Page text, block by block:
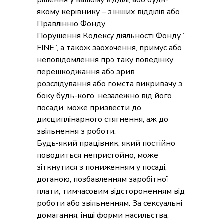
якому керівнику – з інших відділів або
Правлінню Фонду.
Порушення Кодексу діяльності Фонду ”
FINE”, а також заохочення, примус або
неповідомлення про таку поведінку,
перешкоджання або зрив
розслідування або помста викривачу з
боку будь-кого, незалежно від його
посади, може призвести до
дисциплінарного стягнення, аж до
звільнення з роботи.
Будь-який працівник, який постійно
поводиться непристойно, може
зіткнутися з пониженням у посаді,
доганою, позбавленням заробітної
плати, тимчасовим відстороненням від
роботи або звільненням. За сексуальні
домагання, інші форми насильства,